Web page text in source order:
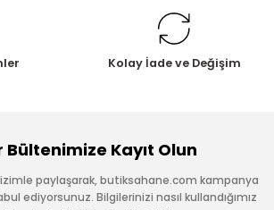
Kolay İade ve Değişim
Bültenimize Kayıt Olun
paylaşarak, butiksahane.com kampanya
ediyorsunuz. Bilgilerinizi nasıl kullandığımız